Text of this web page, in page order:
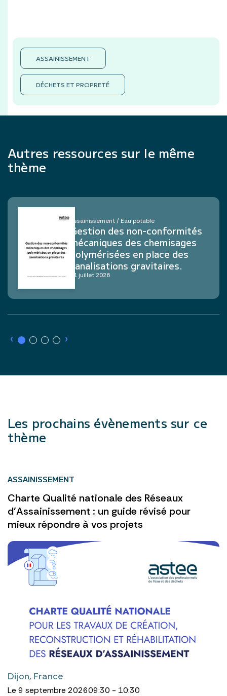
ASSAINISSEMENT
DÉCHETS ET PROPRETÉ
Autres ressources sur le même
thème
Assainissement / Eau potable
Gestion des non-conformités
mécaniques des chemisages
polymérisées en place des
canalisations gravitaires.
21 juillet 2026
› ›
Les prochains évènements sur ce
thème
ASSAINISSEMENT
Charte Qualité nationale des Réseaux
d’Assainissement : un guide révisé pour
mieux répondre à vos projets
Dijon, France
Le 9 septembre 202609:30 - 10:30